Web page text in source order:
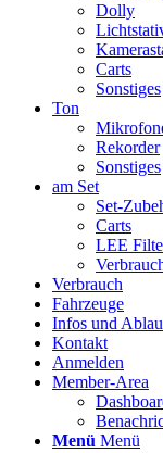
Dolly
Carts
Sonstiges
Ton
Rekorder
Sonstiges
am Set
Set-
Carts
LEE
Verbrauch
Fahrzeuge
Infos und
Kontakt
Anmelden
Member-Area
Menü Menü